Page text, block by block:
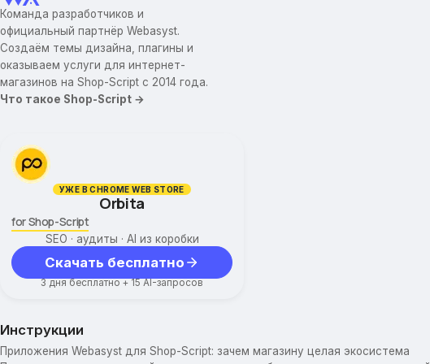
Команда разработчиков и
официальный партнёр Webasyst.
Создаём темы дизайна, плагины и
оказываем услуги для интернет-
магазинов на Shop-Script с 2014 года.
Что такое Shop-Script →
УЖЕ В CHROME WEB STORE
Orbita
for Shop-Script
SEO · аудиты · AI из коробки
Скачать бесплатно
3 дня бесплатно + 15 AI-запросов
Инструкции
Приложения Webasyst для Shop-Script: зачем магазину целая экосистема